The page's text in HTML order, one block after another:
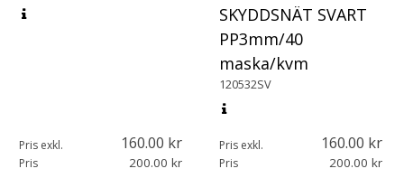
Pris exkl. 160.00
Pris 200.00
SKYDDSNÄT SVART
PP3mm/40
maska/kvm
120532SV
Pris exkl. 160.00
Pris 200.00